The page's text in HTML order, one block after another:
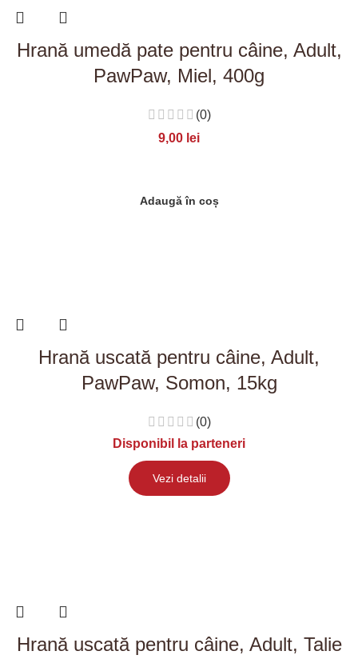
Hrană umedă pate pentru câine, Adult,
PawPaw, Miel, 400g
(0)
9,00 lei
Adaugă în coș
Hrană uscată pentru câine, Adult,
PawPaw, Somon, 15kg
(0)
Disponibil la parteneri
Vezi detalii
Hrană uscată pentru câine, Adult, Talie